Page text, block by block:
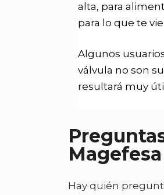
alta, para
para lo que te
Algunos
válvula no son
resultará muy
Hay quién